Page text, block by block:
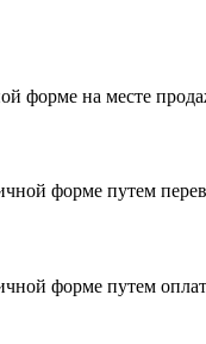
форме на месте
форме путем
форме путем